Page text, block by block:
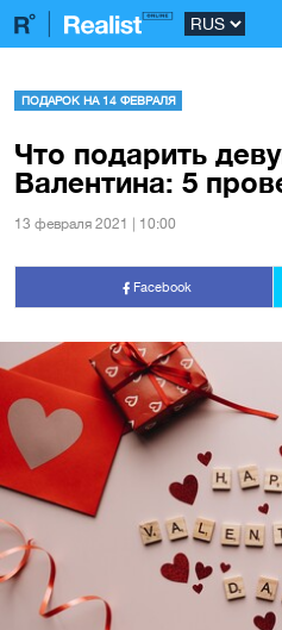
ПОДАРОК НА 14 ФЕВРАЛЯ
Что подарить
Валентина: 5
13 февраля 2021 | 10:00
Facebook